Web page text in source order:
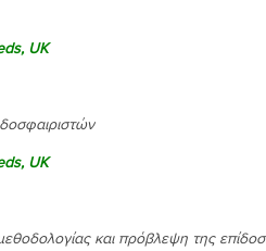
UK
Άσκησης
UK
και πρόβλεψη της